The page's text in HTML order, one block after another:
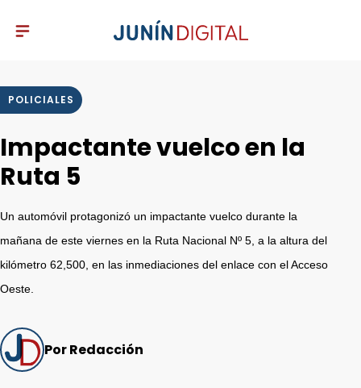
POLICIALES
Impactante vuelco en la
Ruta 5
Un automóvil protagonizó un impactante vuelco durante la
mañana de este viernes en la Ruta Nacional Nº 5, a la altura del
kilómetro 62,500, en las inmediaciones del enlace con el Acceso
Oeste.
Por Redacción